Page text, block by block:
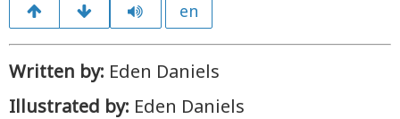
en
Written by: Eden Daniels
Illustrated by: Eden Daniels